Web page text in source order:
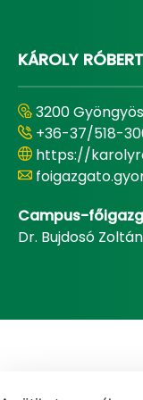
KÁROLY
3200
+36-37/518-
https://
Campus-
Dr. Bujdosó Zoltán